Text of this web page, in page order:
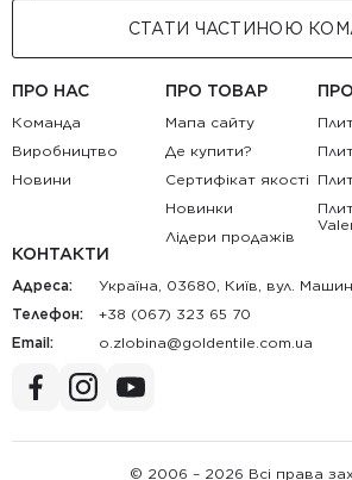
СТАТИ ЧАСТИНОЮ
ПРО НАС
Команда
Виробництво
Новини
ПРО ТОВАР
Мапа сайту
Де купити?
Сертифікат якості
Новинки
Лідери продажів
КОНТАКТИ
Адреса:
Україна, 03680, Київ, вул.
Телефон:
+38 (067) 323 65 70
Email:
au.moc.elitnedlog@anibolz.o
© 2006 – 2026 Всі права